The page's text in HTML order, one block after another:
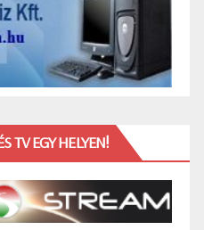
TV EGY HELYEN!